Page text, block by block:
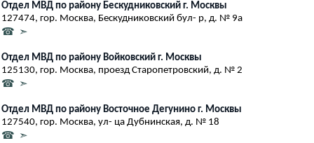
Отдел МВД по району Бескудниковский г. Москвы
127474, гор. Москва, Бескудниковский бул- р, д. № 9а
☎ ➣
Отдел МВД по району Войковский г. Москвы
125130, гор. Москва, проезд Старопетровский, д. № 2
☎ ➣
Отдел МВД по району Восточное Дегунино г. Москвы
127540, гор. Москва, ул- ца Дубнинская, д. № 18
☎ ➣